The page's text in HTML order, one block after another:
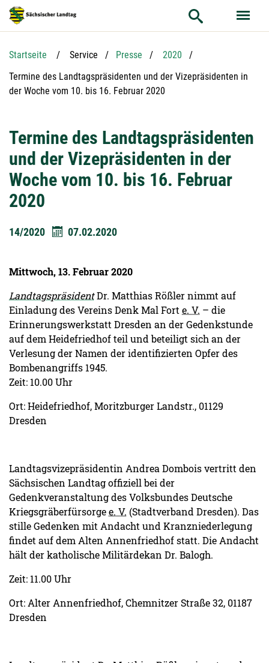
Hauptnavigation
Hauptinhalt
Service
Startseite Service Presse
2020
Aktuelle Seite:
Termine des Landtagspräsidenten und der Vizepräsidenten in
der Woche vom 10. bis 16. Februar 2020
Termine des Landtagspräsidenten
und der Vizepräsidenten in der
Woche vom 10. bis 16. Februar
2020
14/2020 07.02.2020
Mittwoch, 13. Februar 2020
LandtagspräsidentDr. Matthias Rößler nimmt auf
Einladung des Vereins Denk Mal Fort e. V. – die
Erinnerungswerkstatt Dresden an der Gedenkstunde
auf dem Heidefriedhof teil und beteiligt sich an der
Verlesung der Namen der identifizierten Opfer des
Bombenangriffs 1945.
Zeit: 10.00 Uhr
Ort: Heidefriedhof, Moritzburger Landstr., 01129
Dresden
Landtagsvizepräsidentin Andrea Dombois vertritt den
Sächsischen Landtag offiziell bei der
Gedenkveranstaltung des Volksbundes Deutsche
Kriegsgräberfürsorgee. V. (Stadtverband Dresden). Das
stille Gedenken mit Andacht und Kranzniederlegung
findet auf dem Alten Annenfriedhof statt. Die Andacht
hält der katholische Militärdekan Dr. Balogh.
Zeit: 11.00 Uhr
Ort: Alter Annenfriedhof, Chemnitzer Straße 32, 01187
Dresden